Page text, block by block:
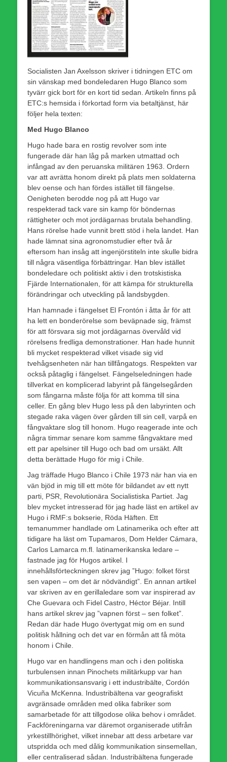
Socialisten Jan Axelsson skriver i tidningen ETC om
sin vänskap med bondeledaren Hugo Blanco som
tyvärr gick bort för en kort tid sedan. Artikeln finns på
ETC:s hemsida i förkortad form via betaltjänst, här
följer hela texten:
Med Hugo Blanco
Hugo hade bara en rostig revolver som inte
fungerade där han låg på marken utmattad och
infångad av den peruanska militären 1963. Ordern
var att avrätta honom direkt på plats men soldaterna
blev oense och han fördes istället till fängelse.
Oenigheten berodde nog på att Hugo var
respekterad tack vare sin kamp för böndernas
rättigheter och mot jordägarnas brutala behandling.
Hans rörelse hade vunnit brett stöd i hela landet. Han
hade lämnat sina agronomstudier efter två år
eftersom han insåg att ingenjörstiteln inte skulle bidra
till några väsentliga förbättringar. Han blev istället
bondeledare och politiskt aktiv i den trotskistiska
Fjärde Internationalen, för att kämpa för strukturella
förändringar och utveckling på landsbygden.
Han hamnade i fängelset El Frontón i åtta år för att
ha lett en bonderörelse som beväpnade sig, främst
för att försvara sig mot jordägarnas övervåld vid
rörelsens fredliga demonstrationer. Han hade hunnit
bli mycket respekterad vilket visade sig vid
tvehågsenheten när han tillfångatogs. Respekten var
också påtaglig i fängelset. Fängelseledningen hade
tillverkat en komplicerad labyrint på fängelsegården
som fångarna måste följa för att komma till sina
celler. En gång blev Hugo less på den labyrinten och
stegade raka vägen över gården till sin cell, varpå en
fångvaktare slog till honom. Hugo reagerade inte och
några timmar senare kom samme fångvaktare med
ett par apelsiner till Hugo och bad om ursäkt. Allt
detta berättade Hugo för mig i Chile.
Jag träffade Hugo Blanco i Chile 1973 när han via en
vän bjöd in mig till ett möte för bildandet av ett nytt
parti, PSR, Revolutionära Socialistiska Partiet. Jag
blev mycket intresserad för jag hade läst en artikel av
Hugo i RMF:s bokserie, Röda Häften. Ett
temanummer handlade om Latinamerika och efter att
tidigare ha läst om Tupamaros, Dom Helder Cámara,
Carlos Lamarca m.fl. latinamerikanska ledare –
fastnade jag för Hugos artikel. I
innehållsförteckningen skrev jag ”Hugo: folket först
sen vapen – om det är nödvändigt”. En annan artikel
var skriven av en gerillaledare som var inspirerad av
Che Guevara och Fidel Castro, Héctor Béjar. Intill
hans artikel skrev jag ”vapnen först – sen folket”.
Redan där hade Hugo övertygat mig om en sund
politisk hållning och det var en förmån att få möta
honom i Chile.
Hugo var en handlingens man och i den politiska
turbulensen innan Pinochets militärkupp var han
kommunikationsansvarig i ett industribälte, Cordón
Vicuña McKenna. Industribältena var geografiskt
avgränsade områden med olika fabriker som
samarbetade för att tillgodose olika behov i området.
Fackföreningarna var däremot organiserade utifrån
yrkestillhörighet, vilket innebar att dess arbetare var
utspridda och med dålig kommunikation sinsemellan,
eller centraliserad sådan. Industribältena fungerade